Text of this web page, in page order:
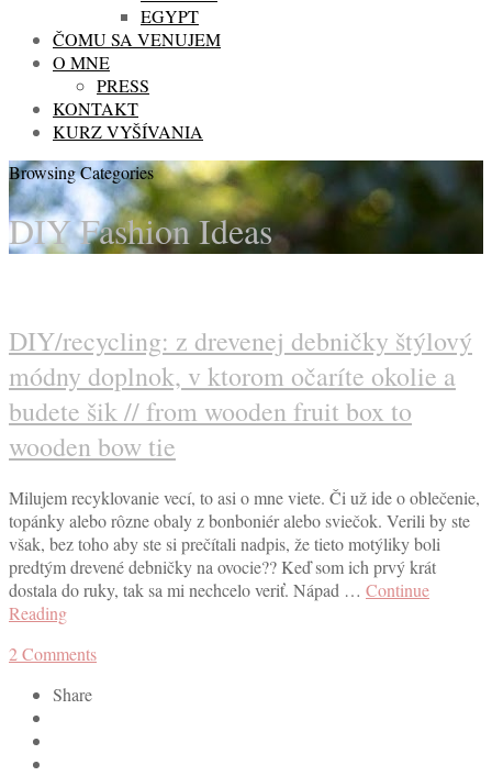
EGYPT
ČOMU SA VENUJEM
O MNE
PRESS
KONTAKT
KURZ VYŠÍVANIA
Browsing Categories
DIY Fashion Ideas
DIY/recycling: z drevenej debničky štýlový
módny doplnok, v ktorom očaríte okolie a
budete šik // from wooden fruit box to
wooden bow tie
Milujem recyklovanie vecí, to asi o mne viete. Či už ide o oblečenie,
topánky alebo rôzne obaly z bonboniér alebo sviečok. Verili by ste
však, bez toho aby ste si prečítali nadpis, že tieto motýliky boli
predtým drevené debničky na ovocie?? Keď som ich prvý krát
dostala do ruky, tak sa mi nechcelo veriť. Nápad … Continue
Reading
2Comments
Share